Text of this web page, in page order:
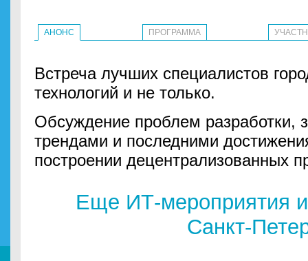
АНОНС ПРОГРАММА
Встреча лучших специалистов
технологий и не только.
Обсуждение проблем разработки,
трендами и последними
построении децентрализованных
Еще ИТ-мероприятия
Санкт-